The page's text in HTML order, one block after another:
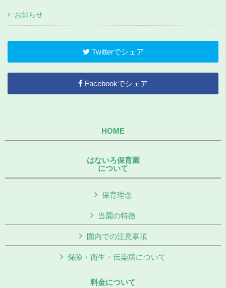
お知らせ
Twitterでシェア
Facebookでシェア
HOME
はないろ保育園
について
保育理念
当園の特徴
園内での注意事項
保険・衛生・伝染病について
料金について